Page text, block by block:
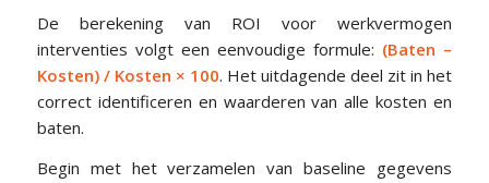
De berekening van ROI voor werkvermogen
interventies volgt een eenvoudige formule: (Baten –
Kosten) / Kosten × 100. Het uitdagende deel zit in het
correct identificeren en waarderen van alle kosten en
baten.
Begin met het verzamelen van baseline gegevens